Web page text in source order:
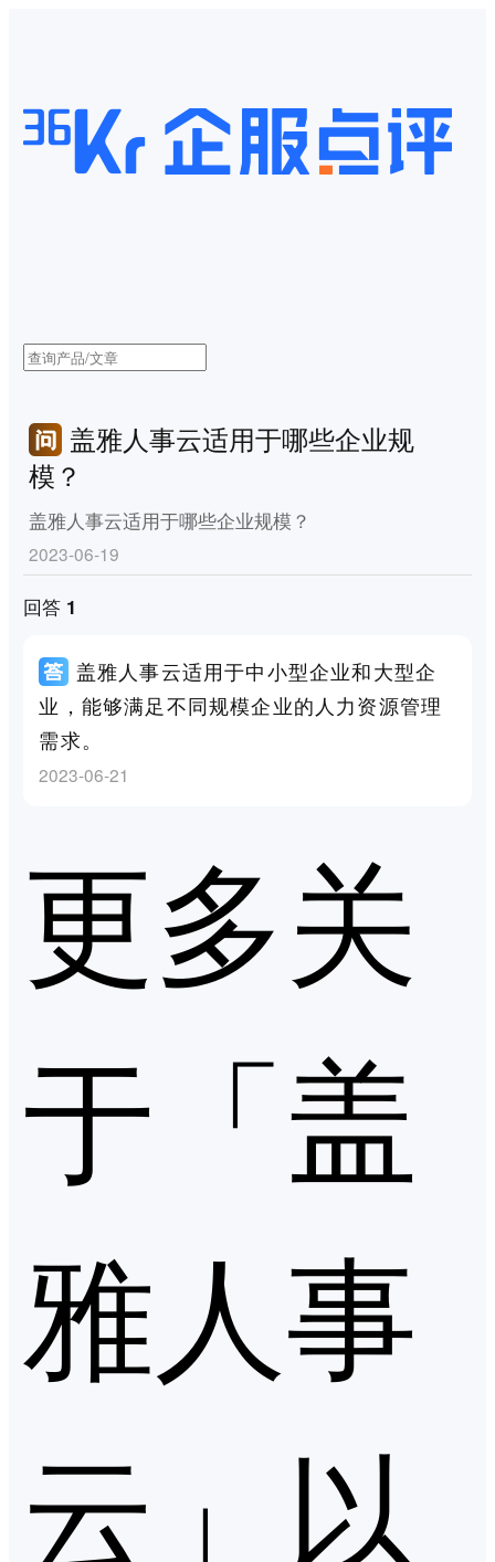
盖雅人事云适用于哪些企业规
模？
盖雅人事云适用于哪些企业规模？
2023-06-19
回答 1
盖雅人事云适用于中小型企业和大型企
业，能够满足不同规模企业的人力资源管理
需求。
2023-06-21
更多关
于「盖
雅人事
云」以